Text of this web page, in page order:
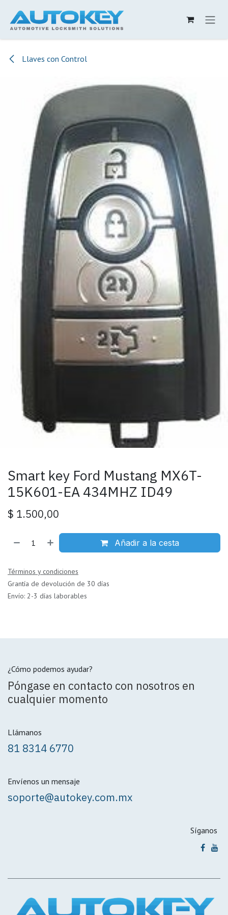
Llaves con Control
Smart key Ford Mustang MX6T-
15K601-EA 434MHZ ID49
$ 1.500,00
Añadir a la cesta
Términos y condiciones
Grantía de devolución de 30 días
Envío: 2-3 días laborables
¿Cómo podemos ayudar?
Póngase en contacto con nosotros en
cualquier momento
Llámanos
81 8314 6770
Envíenos un mensaje
soporte@autokey.com.mx
Síganos